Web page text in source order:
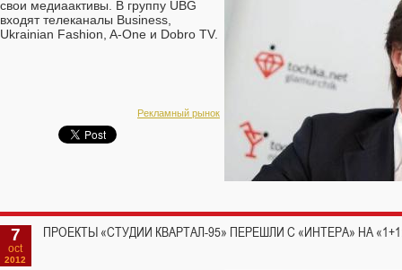
свои медиаактивы. В группу UBG
входят телеканалы Business,
Ukrainian Fashion, A-One и Dobro TV.
Рекламный рынок
7
oct
2012
ПРОЕКТЫ «СТУДИИ КВАРТАЛ-95» ПЕРЕШЛИ С «ИНТЕРА» НА